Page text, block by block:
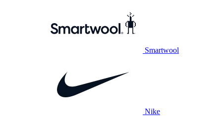
Smartwool
Nike